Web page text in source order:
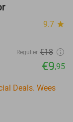
9.7 star
Regulier €18
€9,95
Deals. Wees